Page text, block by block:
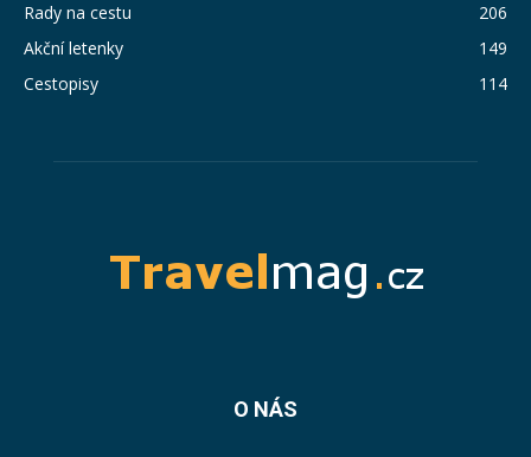
Rady na cestu
206
Akční letenky
149
Cestopisy
114
O NÁS